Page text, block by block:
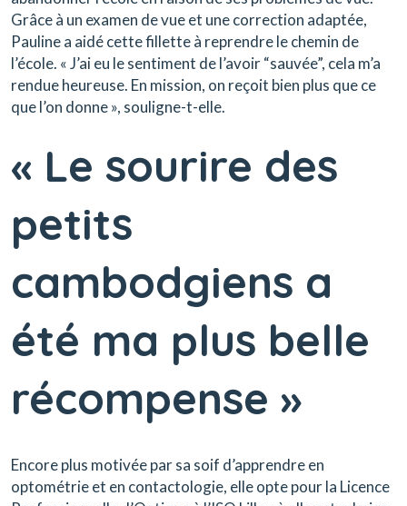
Grâce à un examen de vue et une correction adaptée,
Pauline a aidé cette fillette à reprendre le chemin de
l’école. « J’ai eu le sentiment de l’avoir “sauvée”, cela m’a
rendue heureuse. En mission, on reçoit bien plus que ce
que l’on donne », souligne-t-elle.
« Le sourire des
petits
cambodgiens a
été ma plus belle
récompense »
Encore plus motivée par sa soif d’apprendre en
optométrie et en contactologie, elle opte pour la Licence